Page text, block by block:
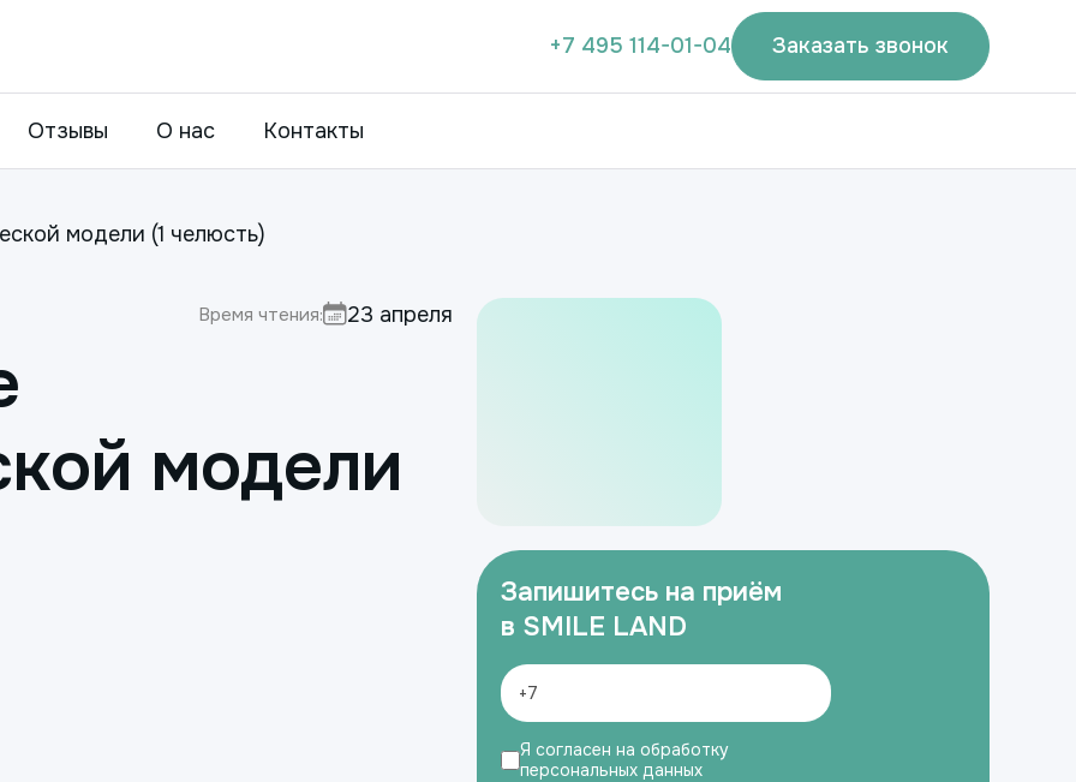
+7 495 114-01-04 Заказать звонок
Отзывы О нас Контакты
модели (1 челюсть)
Время чтения: 23 апреля
модели
Запишитесь на приём
в SMILE LAND
Я согласен на обработку
персональных данных